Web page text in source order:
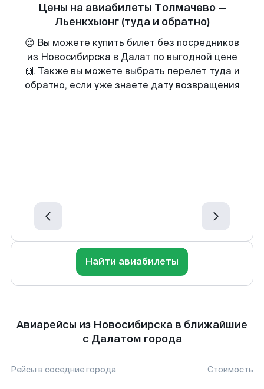
Цены на авиабилеты Толмачево—
Льенкхыонг (туда и обратно)
😍 Вы можете купить билет без посредников
из Новосибирска в Далат по выгодной цене
🙌. Также вы можете выбрать перелет туда и
обратно, если уже знаете дату возвращения
Найти авиабилеты
Авиарейсы из Новосибирска в ближайшие
с Далатом города
Рейсы в соседние города Стоимость